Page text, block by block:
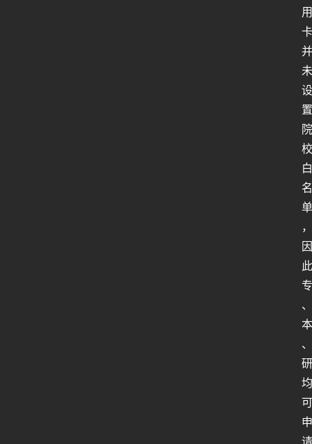
用
卡
并
未
设
置
院
校
白
名
单
，
因
此
专
、
本
、
研
均
可
申
请